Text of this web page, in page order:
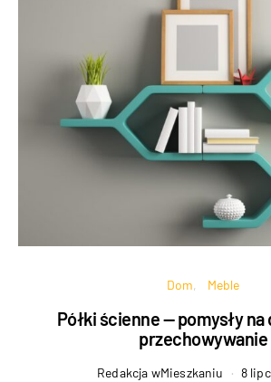
Dom Meble
Półki ścienne — pomysły
przechowywanie
Redakcja wMieszkaniu 8